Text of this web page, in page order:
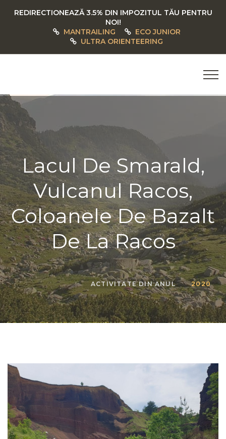
REDIRECTIONEAZĂ 3.5% DIN IMPOZITUL TĂU PENTRU
NOI!
MANTRAILING
ECO JUNIOR
ULTRA ORIENTEERING
Lacul De Smarald,
Vulcanul Racos,
Coloanele De Bazalt
De La Racos
ACTIVITATE DIN ANUL 2020